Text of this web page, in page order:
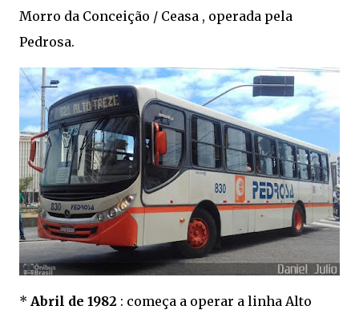
Morro da Conceição / Ceasa , operada pela
Pedrosa.
* Abril de 1982 : começa a operar a linha Alto